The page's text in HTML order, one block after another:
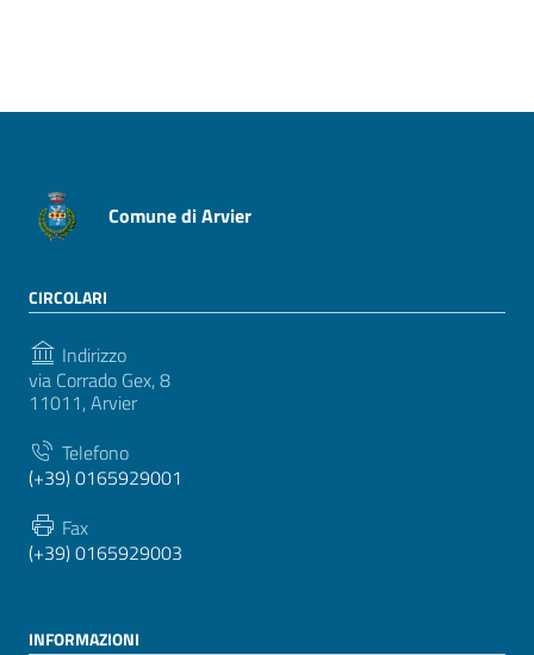
Comune di Arvier
CIRCOLARI
Indirizzo
via Corrado Gex, 8
11011, Arvier
Telefono
(+39) 0165929001
Fax
(+39) 0165929003
INFORMAZIONI